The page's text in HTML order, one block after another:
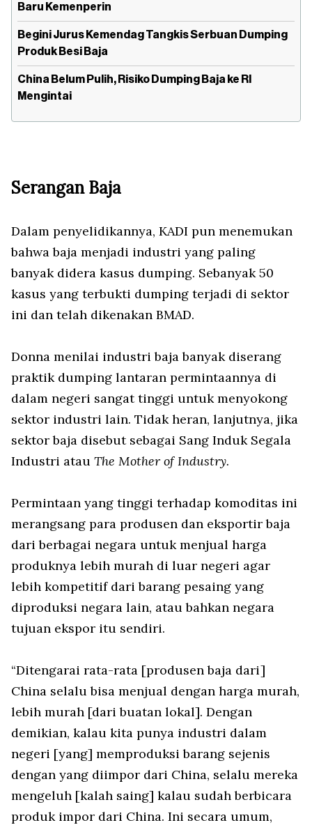
Baru Kemenperin
Begini Jurus Kemendag Tangkis Serbuan Dumping
Produk Besi Baja
China Belum Pulih, Risiko Dumping Baja ke RI
Mengintai
Serangan Baja
Dalam penyelidikannya, KADI pun menemukan
bahwa baja menjadi industri yang paling
banyak didera kasus dumping. Sebanyak 50
kasus yang terbukti dumping terjadi di sektor
ini dan telah dikenakan BMAD.
Donna menilai industri baja banyak diserang
praktik dumping lantaran permintaannya di
dalam negeri sangat tinggi untuk menyokong
sektor industri lain. Tidak heran, lanjutnya, jika
sektor baja disebut sebagai Sang Induk Segala
Industri atau The Mother of Industry.
Permintaan yang tinggi terhadap komoditas ini
merangsang para produsen dan eksportir baja
dari berbagai negara untuk menjual harga
produknya lebih murah di luar negeri agar
lebih kompetitif dari barang pesaing yang
diproduksi negara lain, atau bahkan negara
tujuan ekspor itu sendiri.
“Ditengarai rata-rata [produsen baja dari]
China selalu bisa menjual dengan harga murah,
lebih murah [dari buatan lokal]. Dengan
demikian, kalau kita punya industri dalam
negeri [yang] memproduksi barang sejenis
dengan yang diimpor dari China, selalu mereka
mengeluh [kalah saing] kalau sudah berbicara
produk impor dari China. Ini secara umum,